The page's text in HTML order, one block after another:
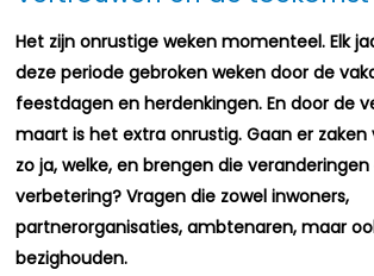
Het zijn onrustige weken momenteel. Elk
deze periode gebroken weken door de
feestdagen en herdenkingen. En door de
maart is het extra onrustig. Gaan er zaken
zo ja, welke, en brengen die
verbetering? Vragen die zowel inwoners,
partnerorganisaties, ambtenaren, maar
bezighouden.